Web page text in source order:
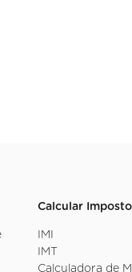
Calcular
IMI
IMT
Calculadora de